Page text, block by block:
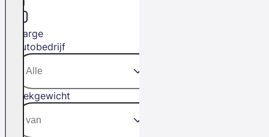
Marge
Autobedrijf
Trekgewicht